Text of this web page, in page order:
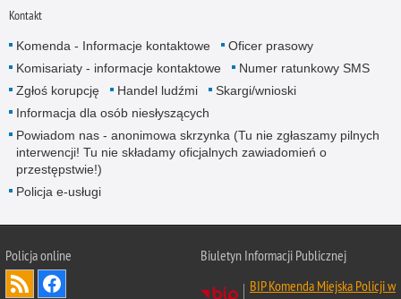
Kontakt
Komenda - Informacje kontaktowe
Oficer prasowy
Komisariaty - informacje kontaktowe
Numer ratunkowy SMS
Zgłoś korupcję
Handel ludźmi
Skargi/wnioski
Informacja dla osób niesłyszących
Powiadom nas - anonimowa skrzynka (Tu nie zgłaszamy pilnych
interwencji! Tu nie składamy oficjalnych zawiadomień o
przestępstwie!)
Policja e-usługi
Policja online
Biuletyn Informacji Publicznej
BIP Komenda Miejska Policji w